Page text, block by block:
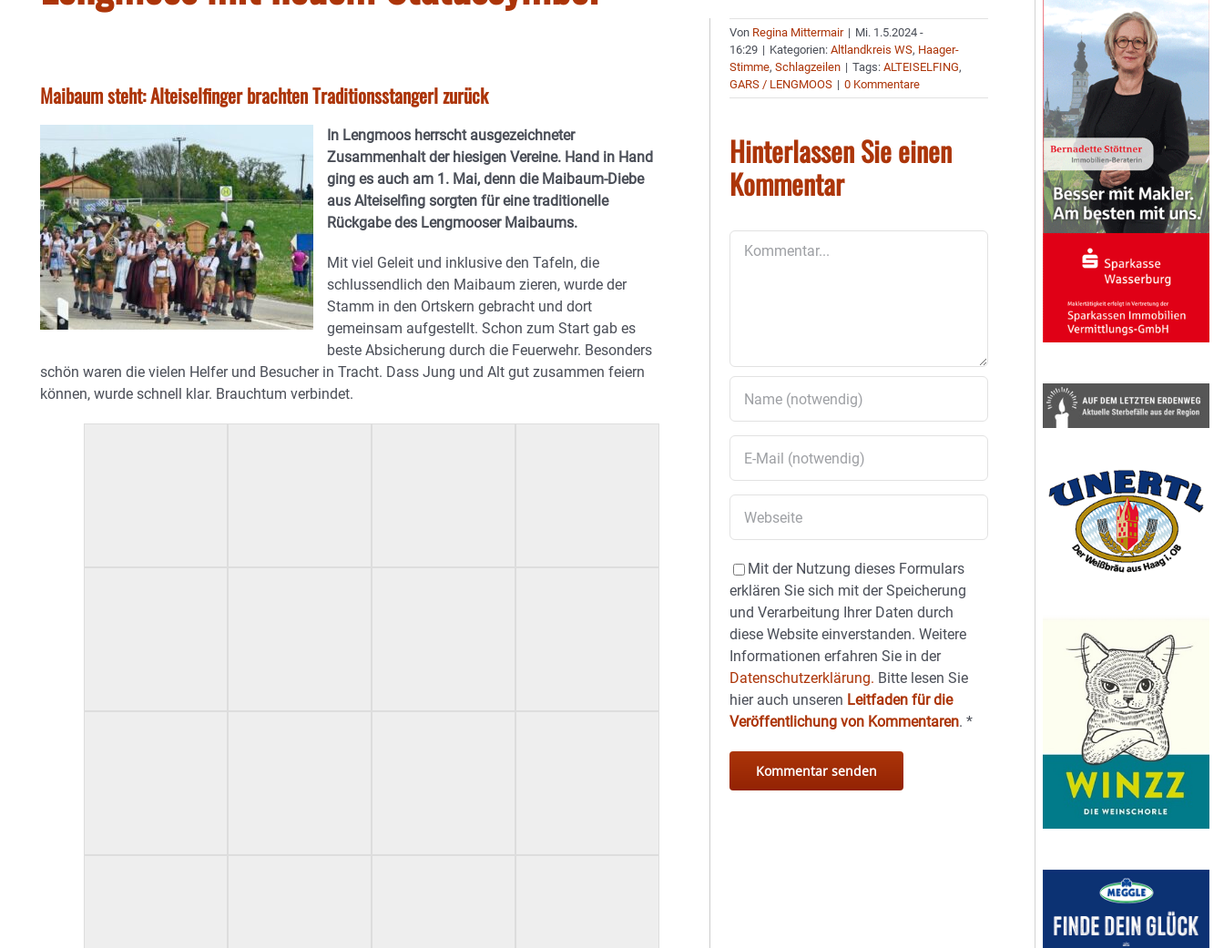
Maibaum steht: Alteiselfinger brachten Traditionsstangerl zurück
In Lengmoos herrscht ausgezeichneter
Zusammenhalt der hiesigen Vereine. Hand in Hand
ging es auch am 1. Mai, denn die Maibaum-Diebe
aus Alteiselfing sorgten für eine traditionelle
Rückgabe des Lengmooser Maibaums.
Mit viel Geleit und inklusive den Tafeln, die
schlussendlich den Maibaum zieren, wurde der
Stamm in den Ortskern gebracht und dort
gemeinsam aufgestellt. Schon zum Start gab es
beste Absicherung durch die Feuerwehr. Besonders
schön waren die vielen Helfer und Besucher in Tracht. Dass Jung und Alt gut zusammen feiern
können, wurde schnell klar. Brauchtum verbindet.
Von Regina Mittermair | Mi. 1.5.2024 -
16:29 | Kategorien:Altlandkreis WS, Haager-
Stimme,Schlagzeilen | Tags:ALTEISELFING,
GARS / LENGMOOS | 0 Kommentare
Hinterlassen Sie einen
Kommentar
Mit der Nutzung dieses Formulars
erklären Sie sich mit der Speicherung
und Verarbeitung Ihrer Daten durch
diese Website einverstanden. Weitere
Informationen erfahren Sie in der
Datenschutzerklärung. Bitte lesen Sie
hier auch unseren Leitfaden für die
Veröffentlichung von Kommentaren.*